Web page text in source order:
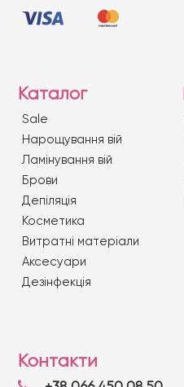
Каталог
Sale
Нарощування вій
Ламінування вій
Брови
Депіляція
Косметика
Витратні матеріали
Аксесуари
Дезінфекція
Контакти